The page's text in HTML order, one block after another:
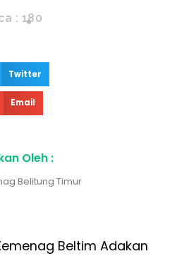
: 180
Twitter
Email
Oleh :
Belitung Timur
Beltim Adakan